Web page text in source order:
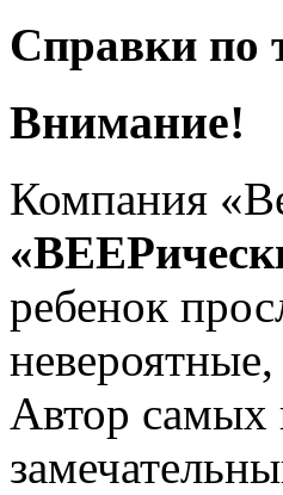
Справки по
Внимание!
Компания
ребенок
Автор самых